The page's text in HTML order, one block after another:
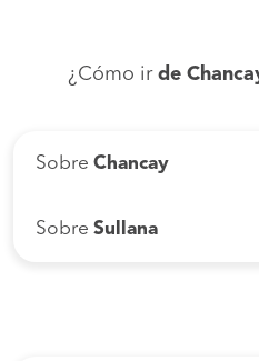
¿Cómo ir de
Sobre Chancay
Sobre Sullana